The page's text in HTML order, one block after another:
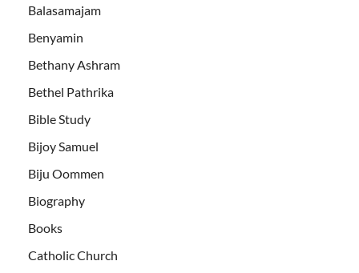
Balasamajam
Benyamin
Bethany Ashram
Bethel Pathrika
Bible Study
Bijoy Samuel
Biju Oommen
Biography
Books
Catholic Church